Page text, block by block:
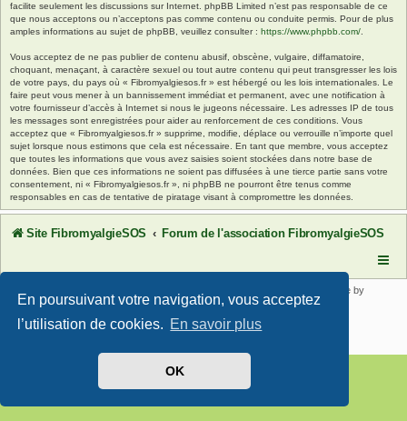
En poursuivant votre navigation, vous acceptez
l’utilisation de cookies. En savoir plus
OK
facilite seulement les discussions sur Internet. phpBB Limited n’est pas responsable de ce
que nous acceptons ou n’acceptons pas comme contenu ou conduite permis. Pour de plus
amples informations au sujet de phpBB, veuillez consulter : https://www.phpbb.com/
Vous acceptez de ne pas publier de contenu abusif, obscène, vulgaire, diffamatoire,
choquant, menaçant, à caractère sexuel ou tout autre contenu qui peut transgresser les lois
de votre pays, du pays où « Fibromyalgiesos.fr » est hébergé ou les lois internationales. Le
faire peut vous mener à un bannissement immédiat et permanent, avec une notification à
votre fournisseur d’accès à Internet si nous le jugeons nécessaire. Les adresses IP de tous
les messages sont enregistrées pour aider au renforcement de ces conditions. Vous
acceptez que « Fibromyalgiesos.fr » supprime, modifie, déplace ou verrouille n’importe quel
sujet lorsque nous estimons que cela est nécessaire. En tant que membre, vous acceptez
que toutes les informations que vous avez saisies soient stockées dans notre base de
données. Bien que ces informations ne soient pas diffusées à une tierce partie sans votre
consentement, ni « Fibromyalgiesos.fr », ni phpBB ne pourront être tenus comme
responsables en cas de tentative de piratage visant à compromettre les données.
Site FibromyalgieSOS Forum de l'association FibromyalgieSOS
® Forum Software © phpBB Limited | SE Square by
PhpBB3 BBCodes
Traduit parphpBB-fr.com